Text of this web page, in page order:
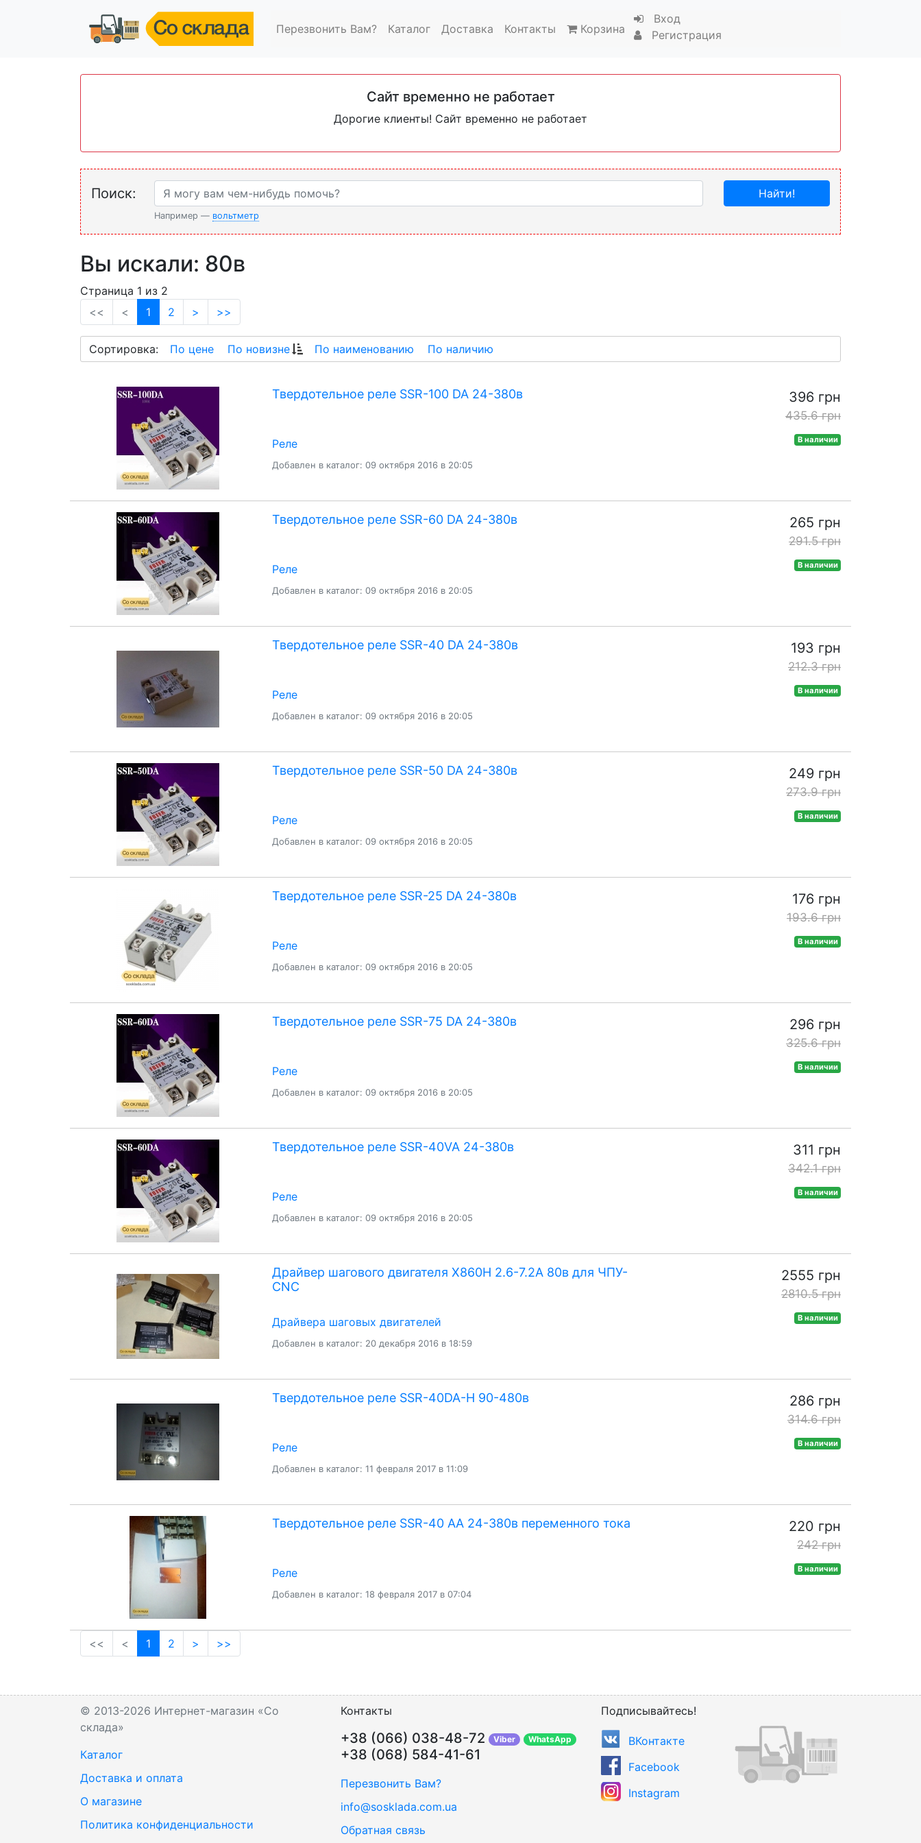
Перезвонить Вам? Каталог Доставка Контакты Корзина
Вход
Регистрация
Сайт временно не работает
Дорогие клиенты! Сайт временно не работает
Поиск:
Например — вольтметр
Найти!
Вы искали: 80в
Страница 1 из 2
<<
< 1 (current)
2 > >>
Сортировка: По цене По новизне По наименованию По наличию
Твердотельное реле SSR-100 DA 24-380в
Реле
Добавлен в каталог: 09 октября 2016 в 20:05
396 грн
435.6 грн
В наличии
Твердотельное реле SSR-60 DA 24-380в
Реле
Добавлен в каталог: 09 октября 2016 в 20:05
265 грн
291.5 грн
В наличии
Твердотельное реле SSR-40 DA 24-380в
Реле
Добавлен в каталог: 09 октября 2016 в 20:05
193 грн
212.3 грн
В наличии
Твердотельное реле SSR-50 DA 24-380в
Реле
Добавлен в каталог: 09 октября 2016 в 20:05
249 грн
273.9 грн
В наличии
Твердотельное реле SSR-25 DA 24-380в
Реле
Добавлен в каталог: 09 октября 2016 в 20:05
176 грн
193.6 грн
В наличии
Твердотельное реле SSR-75 DA 24-380в
Реле
Добавлен в каталог: 09 октября 2016 в 20:05
296 грн
325.6 грн
В наличии
Твердотельное реле SSR-40VA 24-380в
Реле
Добавлен в каталог: 09 октября 2016 в 20:05
311 грн
342.1 грн
В наличии
Драйвер шагового двигателя X860Н 2.6-7.2А 80в для ЧПУ-
CNC
Драйвера шаговых двигателей
Добавлен в каталог: 20 декабря 2016 в 18:59
2555 грн
2810.5 грн
В наличии
Твердотельное реле SSR-40DA-H 90-480в
Реле
Добавлен в каталог: 11 февраля 2017 в 11:09
286 грн
314.6 грн
В наличии
Твердотельное реле SSR-40 AA 24-380в переменного тока
Реле
Добавлен в каталог: 18 февраля 2017 в 07:04
220 грн
242 грн
В наличии
<< < 1 (current)
2 > >>
© 2013-2026 Интернет-магазин «Со
склада»
Каталог
Доставка и оплата
О магазине
Политика конфиденциальности
Контакты
+38 (066) 038-48-72 Viber WhatsApp
+38 (068) 584-41-61
Перезвонить Вам?
info@sosklada.com.ua
Обратная связь
Подписывайтесь!
ВКонтакте
Facebook
Instagram